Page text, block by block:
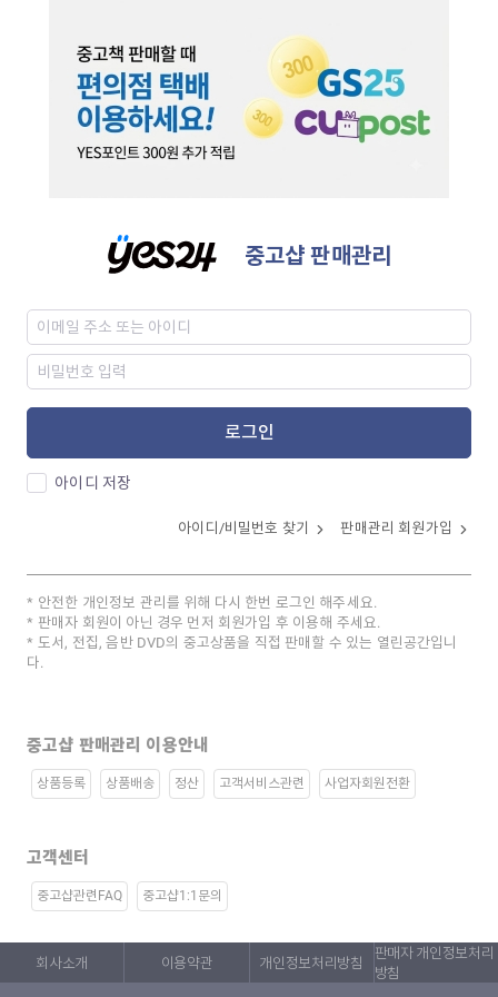
중고샵 판매관리
로그인
아이디 저장
아이디/비밀번호 찾기 판매관리 회원가입
안전한 개인정보 관리를 위해 다시 한번 로그인 해주세요.
판매자 회원이 아닌 경우 먼저 회원가입 후 이용해 주세요.
도서, 전집, 음반 DVD의 중고상품을 직접 판매할 수 있는 열린공간입니
다.
중고샵 판매관리 이용안내
상품등록 상품배송 정산 고객서비스관련 사업자회원전환
고객센터
중고샵관련FAQ 중고샵1:1문의
회사소개 이용약관 개인정보처리방침
판매자 개인정보처리
방침